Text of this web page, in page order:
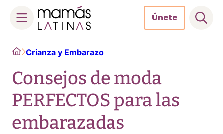
content
Únete
HomeCrianza y Embarazo
Consejos de moda
PERFECTOS para las
embarazadas